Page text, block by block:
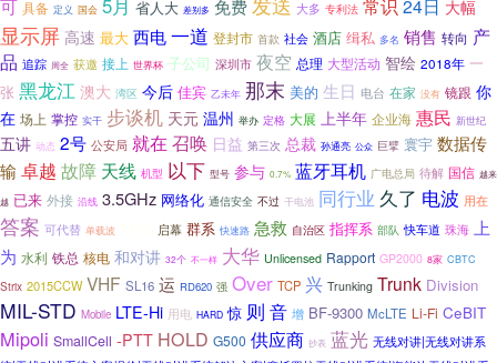
可 具备 定义 国会 5月 省人大 差别多 免费 大多 专利法 常识 24日 大幅
显示屏 高速 最大 西电一道 登封市 首款 社会 酒店 缉私 多名 销售 转向 产
品 追踪 周全 获邀 接上 世界杯 子公司 深圳市 夜空 总理 大型活动 智绘 2018年 一
张 黑龙江 澳大 湾区 今后 佳宾 乙未年 那末 美的 生日 电台 在家 没有 镜跟 你
在 场上 掌控 实干 步谈机 天元 温州 举办 定格 大展 上半年 企业海 惠民 新世纪
五讲 动态 2号 公安局 就在 召唤 日益 第三次 总裁 孙通亮 公众 巨擘 寰宇 数据传
输卓越 故障 天线 机型 以下 型号 参与 0.7% 蓝牙耳机 广电总局 待解 国信 越来
越 已来 外接 沿线 3.5GHz 网络化 通信安全 不过 干电池 同行业 久了 电波 用在
答案 可代替 单载波 启幕 群系 快速路 急救 自治区 指挥系 部队 快车道 珠海
上
为 水利 铁总 核电 和对讲 32个 不一样 大华 Unlicensed Rapport GP2000 8家 CBTC
Strix 2015CCW VHF SL16 运 RD620 强 Over TCP 兴 Trunking Trunk Division
MIL-STD Mobile LTE-Hi 用电 HARD 惊 则 音 增 BF-9300 McLTE Li-Fi CeBIT
Mipoli SmallCell -PTT HOLD G500 供应商 抄表 蓝光 无线对讲|无线对讲系